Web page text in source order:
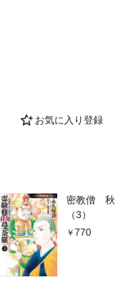
お気に入り登録
密教僧 秋
（3）
770